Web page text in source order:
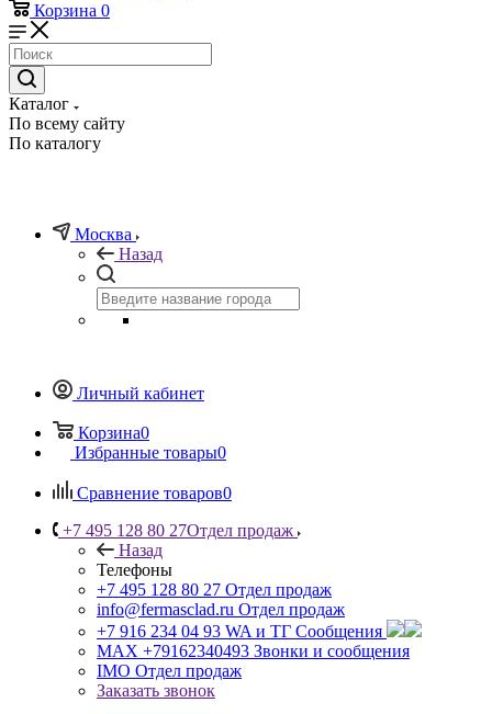
Корзина 0
Каталог
По всему сайту
По каталогу
Москва
Назад
Личный кабинет
Корзина0
Избранные товары0
Сравнение товаров0
+7 495 128 80 27Отдел продаж
Назад
Телефоны
+7 495 128 80 27 Отдел продаж
info@fermasclad.ru Отдел продаж
+7 916 234 04 93 WA и ТГ Сообщения
MAX +79162340493 Звонки и сообщения
IMO Отдел продаж
Заказать звонок